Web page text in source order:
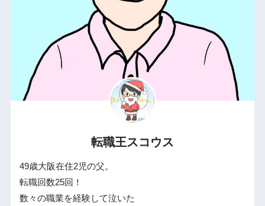
転職王スコウス
49歳大阪在住2児の父。
転職回数25回！
数々の職業を経験して泣いた